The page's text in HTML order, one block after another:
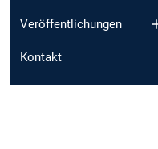
Veröffentlichungen
Kontakt